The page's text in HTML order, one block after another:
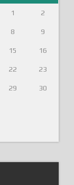
1 2
8 9
15 16
22 23
29 30